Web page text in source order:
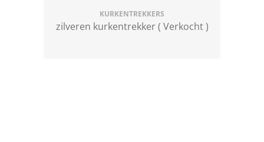
KURKENTREKKERS
zilveren kurkentrekker ( Verkocht )